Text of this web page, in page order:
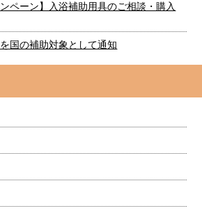
ンペーン】入浴補助用具のご相談・購入
国の補助対象として通知